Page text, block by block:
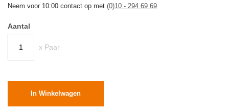
Neem voor 10:00 contact op met (0)10 - 294 69 69
Aantal
x Paar
In Winkelwagen